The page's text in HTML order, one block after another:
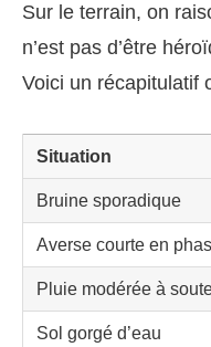
Sur le terrain, on
n’est pas d’être
Voici un récapitulatif
Situation
Bruine sporadique
Averse courte en
Pluie modérée à
Sol gorgé d’eau